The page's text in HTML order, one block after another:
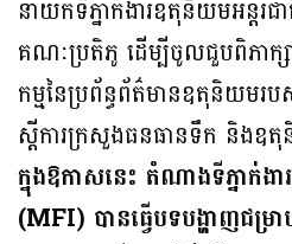
នាយកទីភ្នាក់ងារឧតុនិយមអន្តរ
គណៈប្រតិភូ ដើម្បីចូលជួបពិភាក្សា
កម្មនៃប្រព័ន្ធព័ត៌មានឧតុនិយម
ស្ដីការក្រសួងធនធានទឹក និងឧ
ក្នុងឱកាសនេះ តំណាងទីភ្នាក់ងា
(MFI) បានធ្វើបទបង្ហាញជម្រ